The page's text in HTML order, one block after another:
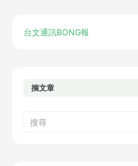
台文通訊BONG報
揣文章